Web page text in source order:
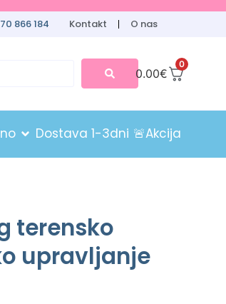
866 184 Kontakt O nas
0
0.00€
Dostava 1-3dni 🚨Akcija
terensko
upravljanje